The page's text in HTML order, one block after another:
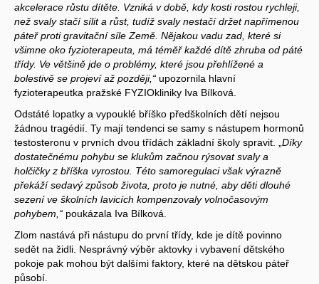
akcelerace růstu dítěte. Vzniká v době, kdy kosti rostou rychleji,
než svaly stačí sílit a růst, tudíž svaly nestačí držet napřímenou
páteř proti gravitační síle Země. Nějakou vadu zad, které si
všimne oko fyzioterapeuta, má téměř každé dítě zhruba od páté
třídy. Ve většině jde o problémy, které jsou přehlížené a
bolestivě se projeví až později,“ upozornila hlavní
fyzioterapeutka pražské FYZIOkliniky Iva Bílková.
Odstáté lopatky a vypouklé bříško předškolních dětí nejsou
žádnou tragédií. Ty mají tendenci se samy s nástupem hormonů
testosteronu v prvních dvou třídách základní školy spravit. „ Díky
dostatečnému pohybu se klukům začnou rýsovat svaly a
holčičky z bříška vyrostou. Této samoregulaci však výrazně
překáží sedavý způsob života, proto je nutné, aby děti dlouhé
sezení ve školních lavicích kompenzovaly volnočasovým
pohybem,“ poukázala Iva Bílková.
Zlom nastává při nástupu do první třídy, kde je dítě povinno
sedět na židli. Nesprávný výběr aktovky i vybavení dětského
pokoje pak mohou být dalšími faktory, které na dětskou páteř
působí.